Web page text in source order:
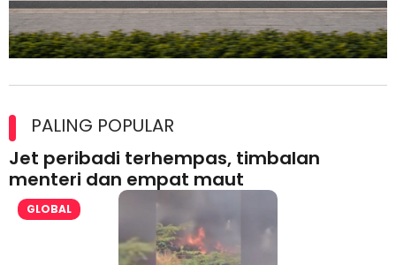
lesen separuh pertama 2026
PALING POPULAR
Jet peribadi terhempas, timbalan
menteri dan empat maut
GLOBAL